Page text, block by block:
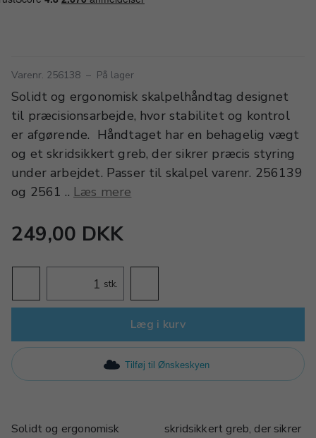
Varenr. 256138 – På lager
Solidt og ergonomisk skalpelhåndtag designet
til præcisionsarbejde, hvor stabilitet og kontrol
er afgørende. Håndtaget har en behagelig vægt
og et skridsikkert greb, der sikrer præcis styring
under arbejdet. Passer til skalpel varenr. 256139
og 2561 .. Læs mere
249,00 DKK
stk.
Læg i kurv
Tilføj til Ønskeskyen
Solidt og ergonomisk
skridsikkert greb, der sikrer